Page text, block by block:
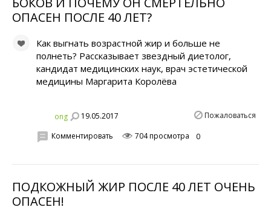
ОПАСЕН ПОСЛЕ 40 ЛЕT?
Как выгнать возрастной жир и больше не
полнеть? Рассказывает звездный диетолог,
кандидат медицинских наук, врач эстетической
медицины Маргарита Королёва
ong 19.05.2017 Пожаловаться
Комментировать 704 просмотра 0
ПОДКОЖНЫЙ ЖИР ПОСЛЕ 40 ЛЕТ ОЧЕНЬ
ОПАСЕH!